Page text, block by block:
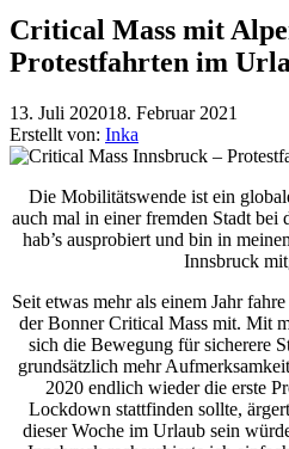
Critical Mass mit
Protestfahrten im
13. Juli 202018. Februar 2021
Erstellt von: Inka
Die Mobilitätswende ist ein
auch mal in einer fremden Stadt bei
hab’s ausprobiert und bin in
Innsbruck
Seit etwas mehr als einem Jahr
der Bonner Critical Mass mit. Mit
sich die Bewegung für sicherere
grundsätzlich mehr
2020 endlich wieder die erste
Lockdown stattfinden sollte,
dieser Woche im Urlaub sein